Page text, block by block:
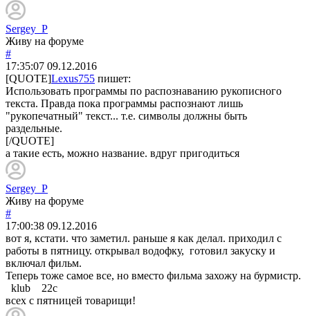
Sergey_P
Живу на форуме
#
17:35:07 09.12.2016
[QUOTE]Lexus755 пишет:
Использовать программы по распознаванию рукописного
текста. Правда пока программы распознают лишь
"рукопечатный" текст... т.е. символы должны быть
раздельные.
[/QUOTE]
а такие есть, можно название. вдруг пригодиться
Sergey_P
Живу на форуме
#
17:00:38 09.12.2016
вот я, кстати. что заметил. раньше я как делал. приходил с
работы в пятницу. открывал водофку, готовил закуску и
включал фильм.
Теперь тоже самое все, но вместо фильма захожу на бурмистр.
klub 22с
всех с пятницей товарищи!